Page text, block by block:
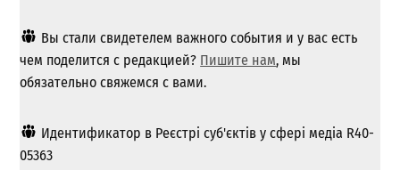
Вы стали свидетелем важного события и у вас есть
чем поделится с редакцией? Пишите нам, мы
обязательно свяжемся с вами.
Идентификатор в Реєстрі суб'єктів у сфері медіа R40-
05363